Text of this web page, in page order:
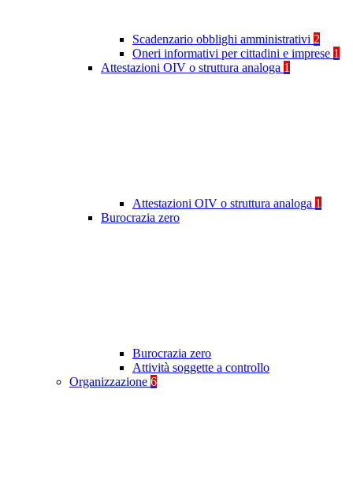
Scadenzario obblighi amministrativi 2
Oneri informativi per cittadini e imprese 1
Attestazioni OIV o struttura analoga 1
Attestazioni OIV o struttura analoga 1
Burocrazia zero
Burocrazia zero
Attività soggette a controllo
Organizzazione 6